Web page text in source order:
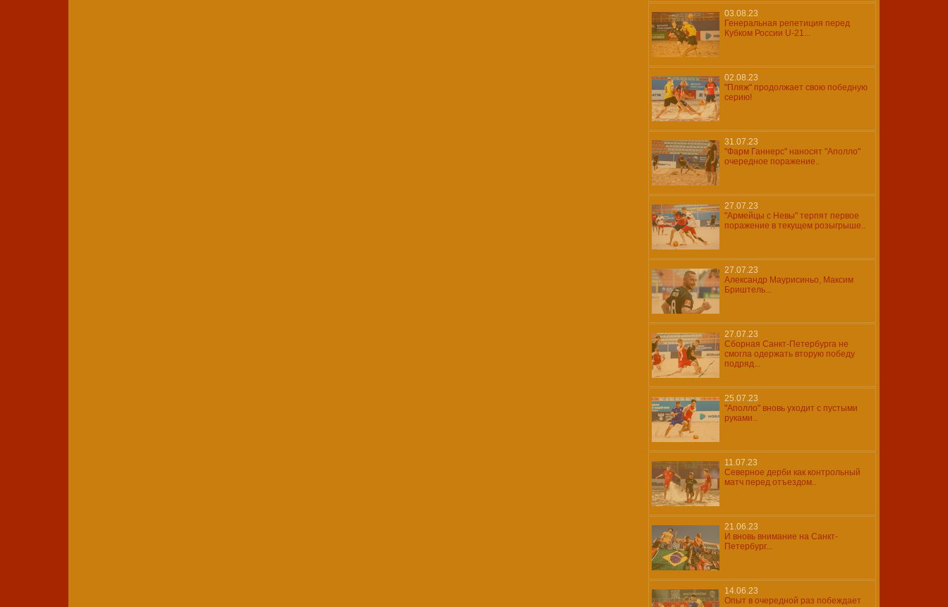
03.08.23
Генеральная репетиция перед
Кубком России U-21...
02.08.23
"Пляж" продолжает свою победную
серию!
31.07.23
"Фарм Ганнерс" наносят "Аполло"
очередное поражение..
27.07.23
"Армейцы с Невы" терпят первое
поражение в текущем розыгрыше..
27.07.23
Александр Маурисиньо, Максим
Бриштель...
27.07.23
Сборная Санкт-Петербурга не
смогла одержать вторую победу
подряд...
25.07.23
"Аполло" вновь уходит с пустыми
руками..
11.07.23
Северное дерби как контрольный
матч перед отъездом..
21.06.23
И вновь внимание на Санкт-
Петербург...
14.06.23
Опыт в очередной раз побеждает